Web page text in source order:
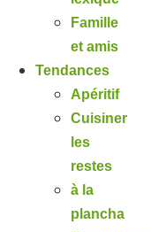
Famille
et amis
Tendances
Apéritif
Cuisiner
les
restes
à la
plancha